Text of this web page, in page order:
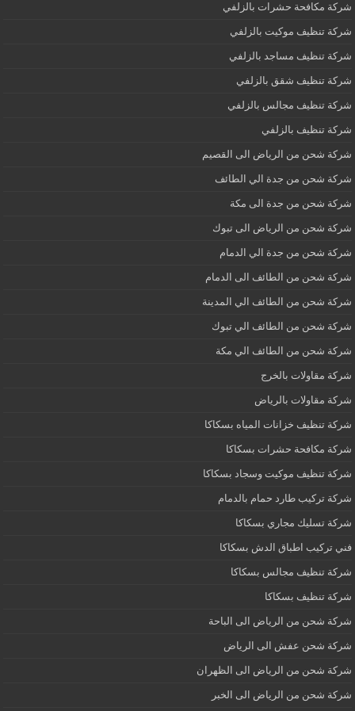
شركة مكافحة حشرات بالزلفي
شركة تنظيف موكيت بالزلفي
شركة تنظيف مساجد بالزلفي
شركة تنظيف شقق بالزلفي
شركة تنظيف مجالس بالزلفي
شركة تنظيف بالزلفي
شركة شحن من الرياض الى القصيم
شركة شحن من جدة الي الطائف
شركة شحن من جدة الى مكة
شركة شحن من الرياض الى تبوك
شركة شحن من جدة الي الدمام
شركة شحن من الطائف الى الدمام
شركة شحن من الطائف الي المدينة
شركة شحن من الطائف الي تبوك
شركة شحن من الطائف الي مكة
شركة مقاولات بالخرج
شركة مقاولات بالرياض
شركة تنظيف خزانات المياه بسكاكا
شركة مكافحة حشرات بسكاكا
شركة تنظيف موكيت وسجاد بسكاكا
شركة تركيب طارد حمام بالدمام
شركة تسليك مجاري بسكاكا
فني تركيب اطباق الدش بسكاكا
شركة تنظيف مجالس بسكاكا
شركة تنظيف بسكاكا
شركة شحن من الرياض الى الباحة
شركة شحن عفش الى الرياض
شركة شحن من الرياض الى الظهران
شركة شحن من الرياض الى الخبر